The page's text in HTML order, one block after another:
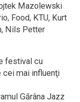
Mazolewski
Food, KTU, Kurt
Nils Petter
festival cu
cei mai influenţi
Gărâna Jazz